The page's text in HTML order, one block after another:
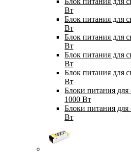
Вт
Блок питания для
Вт
Блок питания для
Вт
Блок питания для
Вт
Блок питания для
Вт
Блоки питания
1000 Вт
Блоки питания
Вт